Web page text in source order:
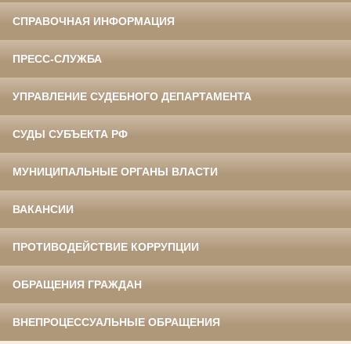
СПРАВОЧНАЯ ИНФОРМАЦИЯ
ПРЕСС-СЛУЖБА
УПРАВЛЕНИЕ СУДЕБНОГО ДЕПАРТАМЕНТА
СУДЫ СУБЪЕКТА РФ
МУНИЦИПАЛЬНЫЕ ОРГАНЫ ВЛАСТИ
ВАКАНСИИ
ПРОТИВОДЕЙСТВИЕ КОРРУПЦИИ
ОБРАЩЕНИЯ ГРАЖДАН
ВНЕПРОЦЕССУАЛЬНЫЕ ОБРАЩЕНИЯ